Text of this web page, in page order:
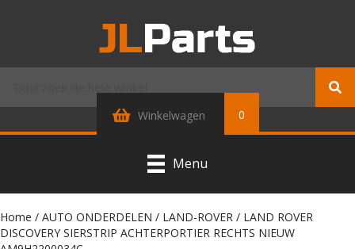
Winkelwagen 0
Menu
Home / AUTO ONDERDELEN / LAND-ROVER / LAND ROVER
DISCOVERY SIERSTRIP ACHTERPORTIER RECHTS NIEUW